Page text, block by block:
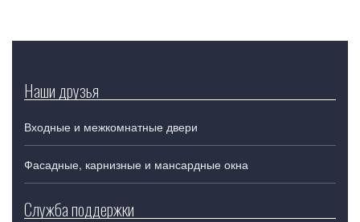
Наши друзья
Входные и межкомнатные двери
Фасадные, карнизные и мансардные окна
Служба поддержки